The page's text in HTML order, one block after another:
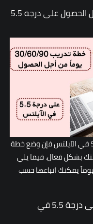
خطة تدريب 30/60/90 يوماً من أجل الحصول على درجة 5.5
إذا كنت تستهدف الحصول على درجة 5.5 في الآيلتس فإن وضع خطة
بشكل فعال. فيما يلي
عملية موزعة على 30 أو 60 أو 90 يوماً يمكنك اتباعها حسب
خطة 30 يوماً من أجل الحصول على درجة 5.5 في